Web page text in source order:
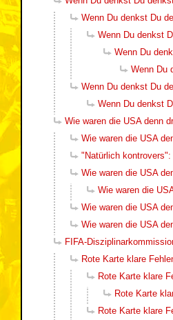
Wenn Du denkst Du
Wenn Du denkst
Wenn Du
Wenn Du
Wenn Du denkst Du
Wenn Du denkst
Wie waren die USA denn
Wie waren die USA
"Natürlich
Wie waren die USA
Wie waren die
Wie waren die USA
Wie waren die USA
FIFA-
Rote Karte klare
Rote Karte klare
Rote Karte
Rote Karte klare